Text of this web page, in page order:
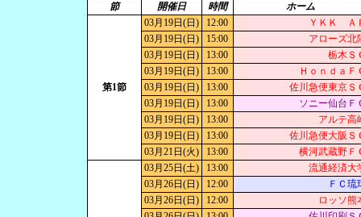
節 開催日 時間 ホーム
第1節
03月19日(日) 12:00
ＹＫＫ Ａ
03月19日(日)
15:00
アローズ北
03月19日(日)
13:00
栃木Ｓ
03月19日(日)
13:00
ＨｏｎｄａＦ
03月19日(日)
13:00
佐川急便東京Ｓ
03月19日(日)
13:00
ソニー仙台Ｆ
03月19日(日)
13:00
アルテ高
03月19日(日)
13:00
佐川急便大阪Ｓ
03月21日(火)
13:00 横河武蔵野Ｆ
03月25日(土) 13:00
流通経済大
03月26日(日)
12:00
ＦＣ琉
03月26日(日)
12:00
ロッソ熊